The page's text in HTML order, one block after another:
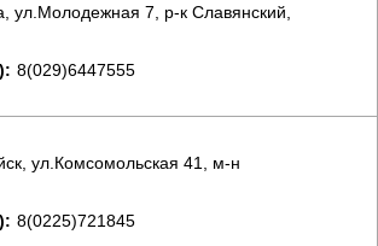
ул.Молодежная 7, р-к Славянский,
8(029)6447555
ул.Комсомольская 41, м-н
8(0225)721845